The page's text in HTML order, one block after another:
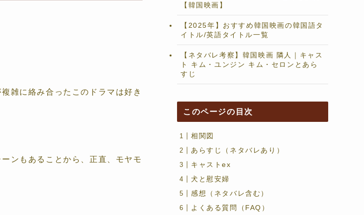
雑に絡み合ったこのドラマは好き
ンもあることから、正直、モヤモ
【韓国映画】
【2025年】おすすめ韓国映画の韓国語タ
イトル/英語タイトル一覧
【ネタバレ考察】韓国映画 隣人｜キャス
ト キム・ユンジン キム・セロンとあら
すじ
このページの目次
相関図
あらすじ（ネタバレあり）
キャストex
犬と慰安婦
感想（ネタバレ含む）
よくある質問（FAQ）